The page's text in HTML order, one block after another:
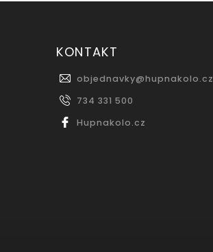
KONTAKT
objednavky@hupnakolo.cz
734 331 500
Hupnakolo.cz